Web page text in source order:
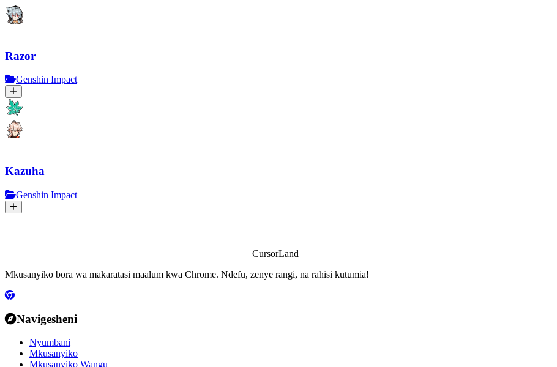
Razor
Genshin Impact
Kazuha
Genshin Impact
CursorLand
Mkusanyiko bora wa makaratasi maalum kwa Chrome. Ndefu, zenye rangi, na rahisi kutumia!
Navigesheni
Nyumbani
Mkusanyiko
Mkusanyiko Wangu